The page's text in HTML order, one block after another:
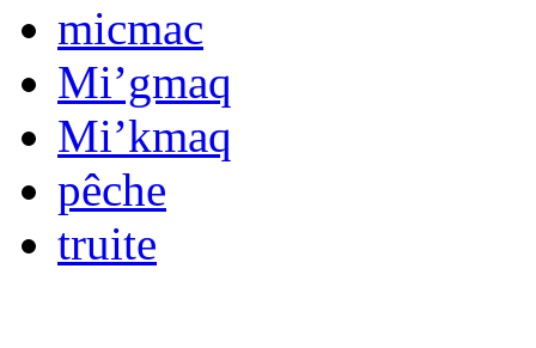
micmac
Mi’gmaq
Mi’kmaq
pêche
truite